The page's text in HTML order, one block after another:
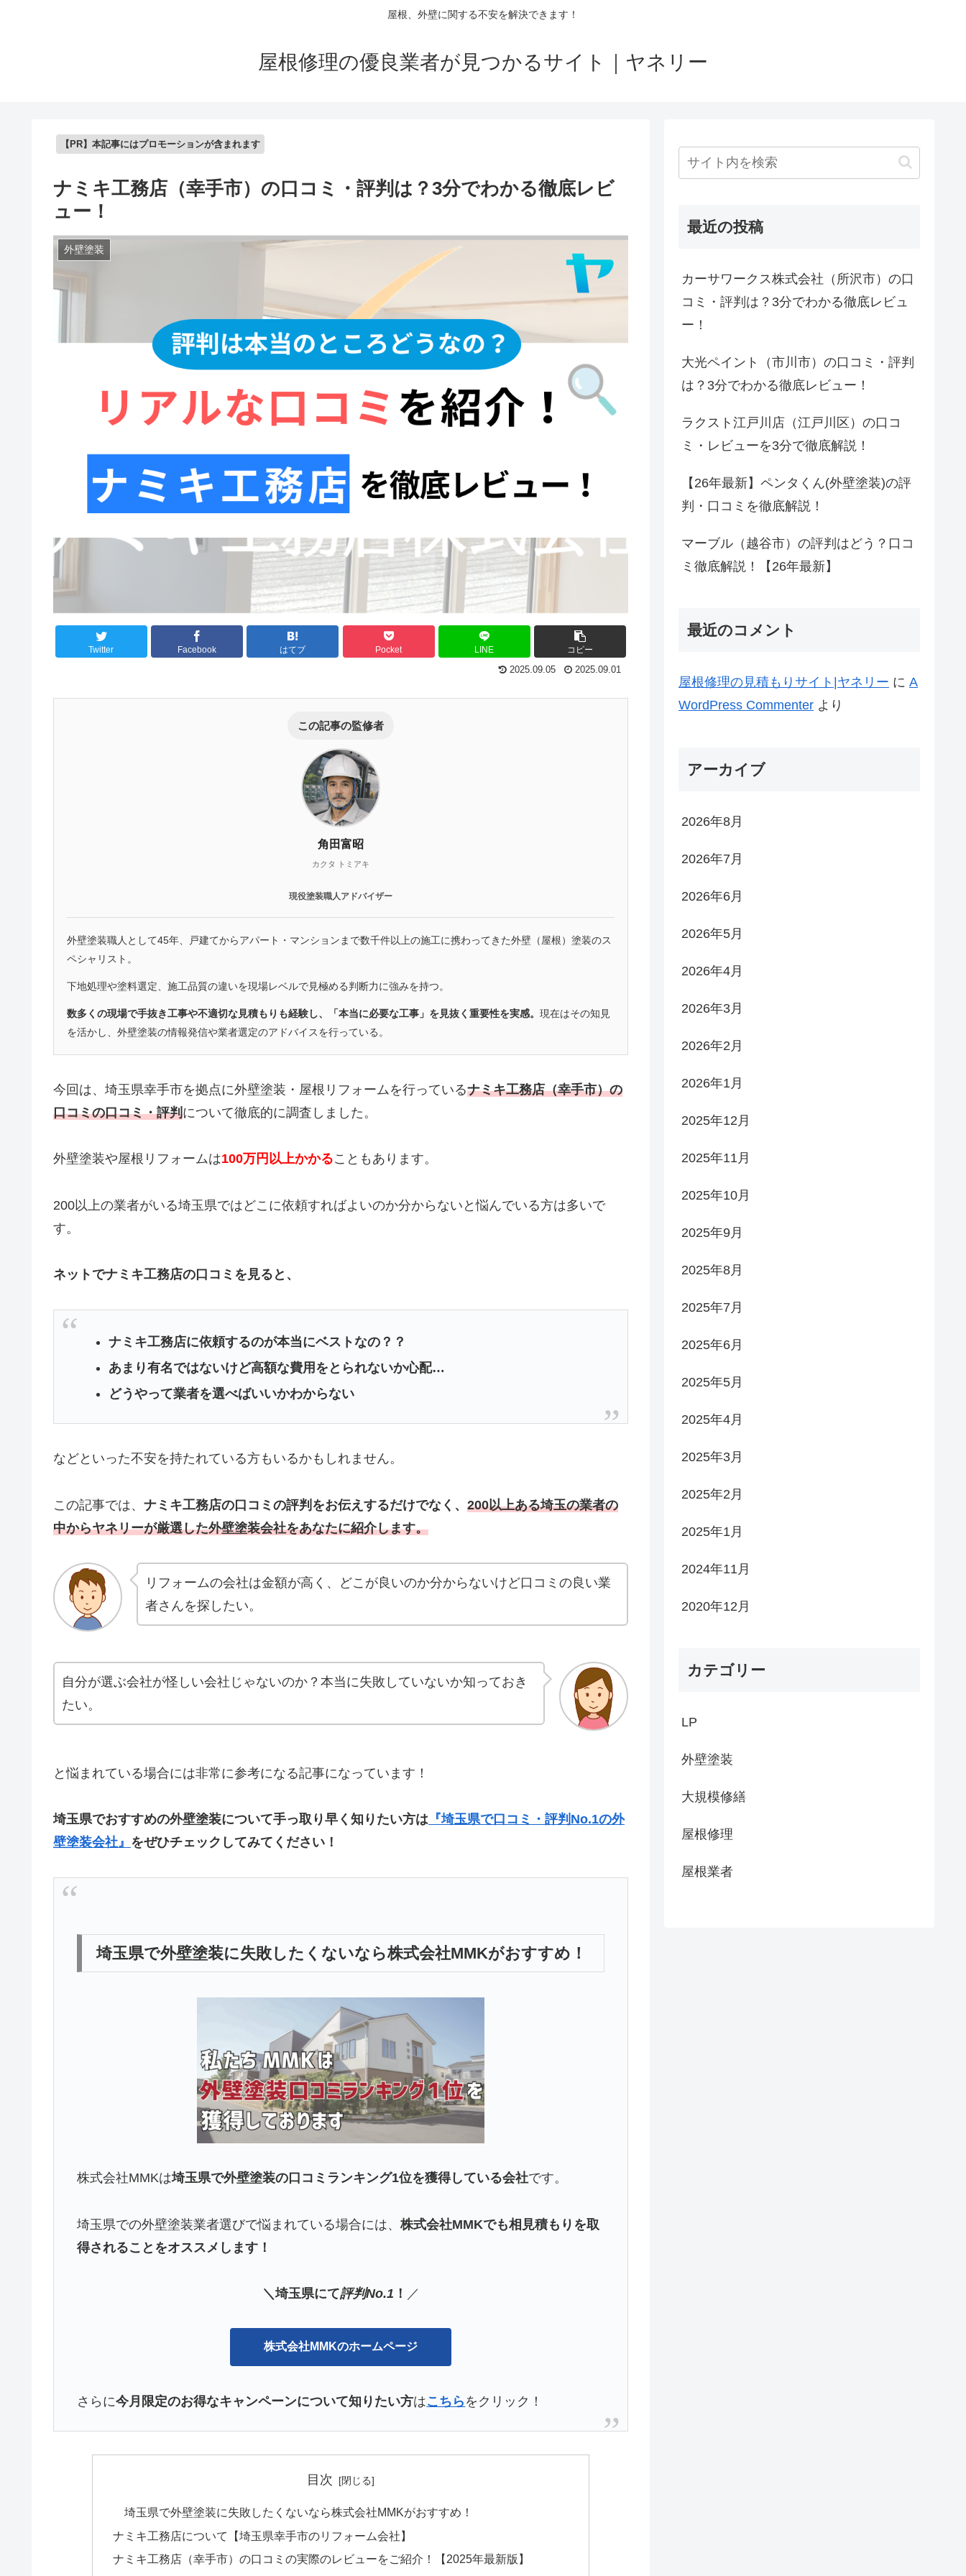
屋根、外壁に関する不安を解決できます！
屋根修理の優良業者が見つかるサイト｜ヤネリー
【PR】本記事にはプロモーションが含まれます
ナミキ工務店（幸手市）の口コミ・評判は？3分でわかる徹底レビ
ュー！
外壁塗装
Twitter Facebook はてブ Pocket LINE コピー
2025.09.05 2025.09.01
この記事の監修者
角田富昭
カクタ トミアキ
現役塗装職人アドバイザー
外壁塗装職人として45年、戸建てからアパート・マンションまで数千件以上の施工に携わってきた外壁（屋根）塗装のス
ペシャリスト。
下地処理や塗料選定、施工品質の違いを現場レベルで見極める判断力に強みを持つ。
数多くの現場で手抜き工事や不適切な見積もりも経験し、「本当に必要な工事」を見抜く重要性を実感。 現在はその知見
を活かし、外壁塗装の情報発信や業者選定のアドバイスを行っている。
今回は、埼玉県幸手市を拠点に外壁塗装・屋根リフォームを行っているナミキ工務店（幸手市）の
口コミの口コミ・評判について徹底的に調査しました。
外壁塗装や屋根リフォームは100万円以上かかることもあります。
200以上の業者がいる埼玉県ではどこに依頼すればよいのか分からないと悩んでいる方は多いで
す。
ネットでナミキ工務店の口コミを見ると、
ナミキ工務店に依頼するのが本当にベストなの？？
あまり有名ではないけど高額な費用をとられないか心配…
どうやって業者を選べばいいかわからない
などといった不安を持たれている方もいるかもしれません。
この記事では、 ナミキ工務店の口コミの評判をお伝えするだけでなく、 200以上ある埼玉の業者の
中からヤネリーが厳選した外壁塗装会社をあなたに紹介します。
リフォームの会社は金額が高く、どこが良いのか分からないけど口コミの良い業
者さんを探したい。
自分が選ぶ会社が怪しい会社じゃないのか？本当に失敗していないか知っておき
たい。
と悩まれている場合には非常に参考になる記事になっています！
埼玉県でおすすめの外壁塗装について手っ取り早く知りたい方は 『埼玉県で口コミ・評判No.1の外
壁塗装会社』 をぜひチェックしてみてください！
埼玉県で外壁塗装に失敗したくないなら株式会社MMKがおすすめ！
株式会社MMKは埼玉県で外壁塗装の口コミランキング1位を獲得している会社です。
埼玉県での外壁塗装業者選びで悩まれている場合には、株式会社MMKでも相見積もりを取
得されることをオススメします！
＼埼玉県にて評判No.1 ！ ／
株式会社MMKのホームページ
さらに今月限定のお得なキャンペーンについて知りたい方はこちら をクリック！
目次
埼玉県で外壁塗装に失敗したくないなら株式会社MMKがおすすめ！
ナミキ工務店について【埼玉県幸手市のリフォーム会社】
ナミキ工務店（幸手市）の口コミの実際のレビューをご紹介！【2025年最新版】
最近の投稿
カーサワークス株式会社（所沢市）の口
コミ・評判は？3分でわかる徹底レビュ
ー！
大光ペイント（市川市）の口コミ・評判
は？3分でわかる徹底レビュー！
ラクスト江戸川店（江戸川区）の口コ
ミ・レビューを3分で徹底解説！
【26年最新】ペンタくん(外壁塗装)の評
判・口コミを徹底解説！
マーブル（越谷市）の評判はどう？口コ
ミ徹底解説！【26年最新】
最近のコメント
屋根修理の見積もりサイト|ヤネリー に A
WordPress Commenter より
アーカイブ
2026年8月
2026年7月
2026年6月
2026年5月
2026年4月
2026年3月
2026年2月
2026年1月
2025年12月
2025年11月
2025年10月
2025年9月
2025年8月
2025年7月
2025年6月
2025年5月
2025年4月
2025年3月
2025年2月
2025年1月
2024年11月
2020年12月
カテゴリー
LP
外壁塗装
大規模修繕
屋根修理
屋根業者